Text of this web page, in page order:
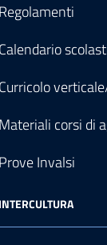
Regolamenti
Calendario
Curricolo
Materiali corsi di
Prove Invalsi
INTERCULTURA